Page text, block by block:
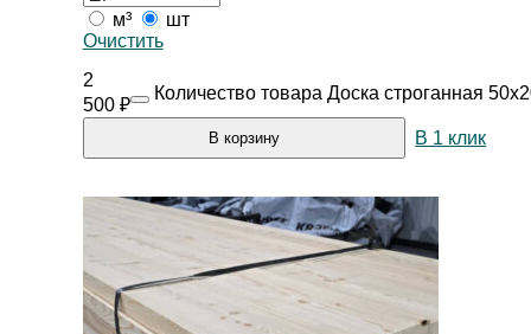
м³
шт
Очистить
2
500 ₽
Количество товара Доска строганная
В корзину В 1 клик